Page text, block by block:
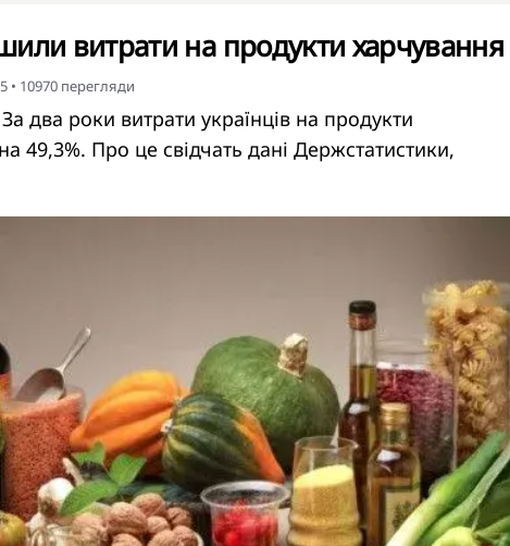
витрати на продукти харчування
• 10970 перегляди
За два роки витрати українців на продукти
49,3%. Про це свідчать дані Держстатистики,